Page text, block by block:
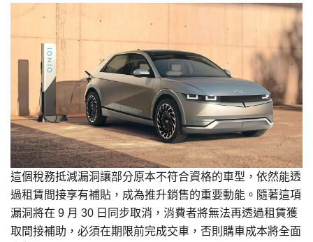
這個稅務抵減漏洞讓部分原本不符合資格的車型，依然能透
過租賃間接享有補貼，成為推升銷售的重要動能。隨著這項
漏洞將在 9 月 30 日同步取消，消費者將無法再透過租賃獲
取間接補助，必須在期限前完成交車，否則購車成本將全面